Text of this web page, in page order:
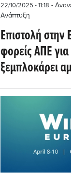
22/10/2025 - 11:18 -
Ανάπτυξη
Επιστολή στην
φορείς ΑΠΕ
ξεμπλοκάρει
ανάπτυξη
βαλκανικό